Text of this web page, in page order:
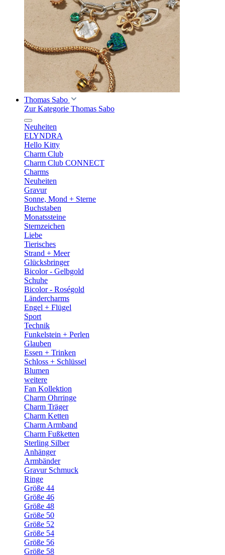
Thomas Sabo
Zur Kategorie Thomas Sabo
Neuheiten
ELYNDRA
Hello Kitty
Charm Club
Charm Club CONNECT
Charms
Neuheiten
Gravur
Sonne, Mond + Sterne
Buchstaben
Monatssteine
Sternzeichen
Liebe
Tierisches
Strand + Meer
Glücksbringer
Bicolor - Gelbgold
Schuhe
Bicolor - Roségold
Ländercharms
Engel + Flügel
Sport
Technik
Funkelstein + Perlen
Glauben
Essen + Trinken
Schloss + Schlüssel
Blumen
weitere
Fan Kollektion
Charm Ohrringe
Charm Träger
Charm Ketten
Charm Armband
Charm Fußketten
Sterling Silber
Anhänger
Armbänder
Gravur Schmuck
Ringe
Größe 44
Größe 46
Größe 48
Größe 50
Größe 52
Größe 54
Größe 56
Größe 58